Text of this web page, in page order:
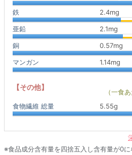
鉄 2.4mg
亜鉛 2.1mg
銅 0.57mg
マンガン 1.14mg
【その他】
（一食
食物繊維 総量
5.55g
※食品成分含有量を四捨五入し含有量が0